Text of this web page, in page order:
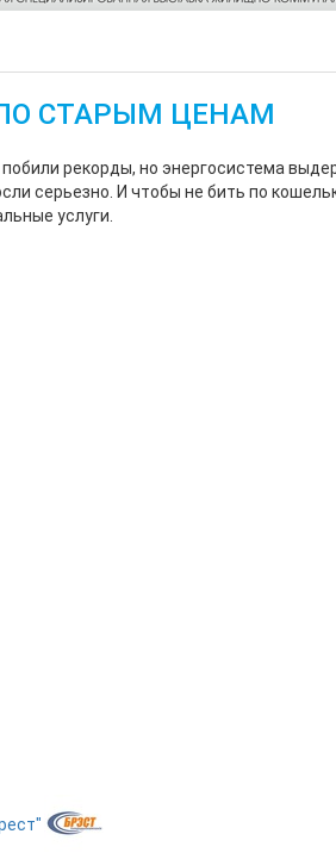
СТАРЫМ ЦЕНАМ
рекорды, но энергосистема
серьезно. И чтобы не бить по
услуги.